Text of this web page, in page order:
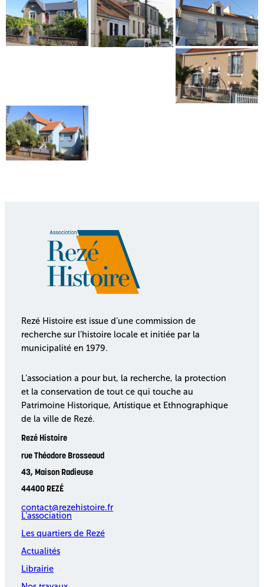
Rezé Histoire est issue d’une commission de
recherche sur l’histoire locale et initiée par la
municipalité en 1979.
L’association a pour but, la recherche, la protection
et la conservation de tout ce qui touche au
Patrimoine Historique, Artistique et Ethnographique
de la ville de Rezé.
Rezé Histoire
rue Théodore Brosseaud
43, Maison Radieuse
44400 REZÉ
contact@rezehistoire.fr
L’association
Les quartiers de Rezé
Actualités
Librairie